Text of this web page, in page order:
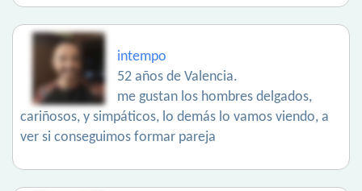
intempo
52 años de Valencia.
me gustan los hombres delgados,
cariñosos, y simpáticos, lo demás lo vamos viendo, a
ver si conseguimos formar pareja